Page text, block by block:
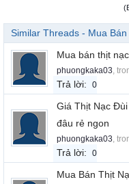
Similar Threads - Mua Bán
Mua bán thịt
phuongkaka03,
Trả lời: 0
Giá Thịt Nạc
đâu rẻ ngon
phuongkaka03,
Trả lời: 0
Mua Bán Thịt